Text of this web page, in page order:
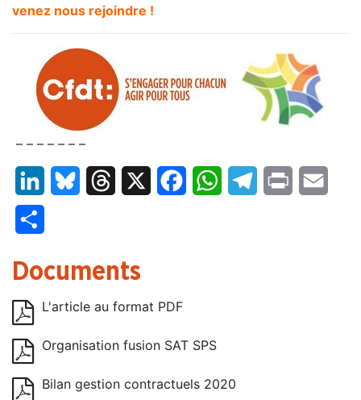
venez nous rejoindre !
– – – – – – –
LinkedInBluesky Threads FacebookWhatsAppTelegram
Print
Documents
L'article au format PDF
Organisation fusion SAT SPS
Bilan gestion contractuels 2020